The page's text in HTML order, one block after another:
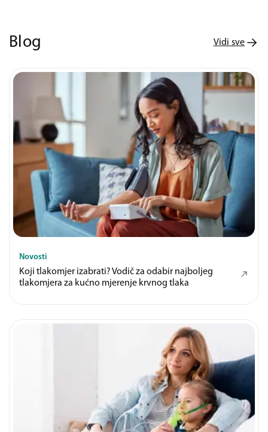
Blog Vidi sve
Novosti
Koji tlakomjer izabrati? Vodič za odabir najboljeg
tlakomjera za kućno mjerenje krvnog tlaka